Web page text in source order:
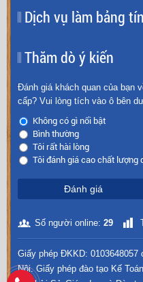
Dịch vụ làm bảng
Thăm dò ý kiến
Đánh giá khách quan của bạn
cấp? Vui lòng tích vào ô bên
Không có gì nổi bật
Bình thường
Tôi rất hài lòng
Tôi đánh giá cao chất lượng
Đánh giá
Số người online: 29
Giấy phép ĐKKD:
Nội. Giấy phép đào tạo Kế